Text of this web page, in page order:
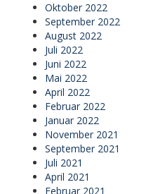
Oktober 2022
September 2022
August 2022
Juli 2022
Juni 2022
Mai 2022
April 2022
Februar 2022
Januar 2022
November 2021
September 2021
Juli 2021
April 2021
Februar 2021